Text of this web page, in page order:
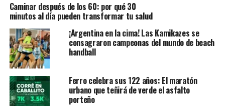
Caminar después de los 60: por qué 30
minutos al día pueden transformar tu salud
¡Argentina en la cima! Las Kamikazes se
consagraron campeonas del mundo de beach
handball
Ferro celebra sus 122 años: El maratón
urbano que teñirá de verde el asfalto
porteño